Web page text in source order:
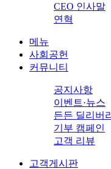
CEO 인사말
연혁
메뉴
사회공헌
커뮤니티
공지사항
이벤트·뉴스
든든 딜리버리
기부 캠페인
고객 리뷰
고객게시판